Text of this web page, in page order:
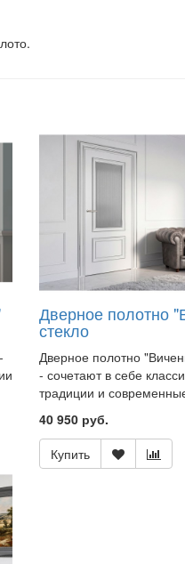
Дверное полотно
стекло
Дверное полотно
- сочетают в себе
традиции и
40 950 руб.
Купить